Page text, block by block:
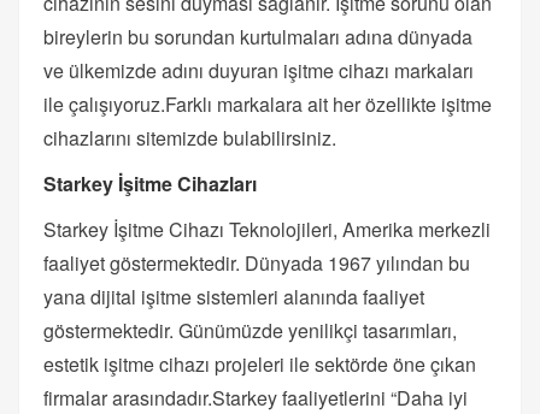
bireylerin bu sorundan kurtulmaları adına dünyada
ve ülkemizde adını duyuran işitme cihazı markaları
ile çalışıyoruz.Farklı markalara ait her özellikte işitme
cihazlarını sitemizde bulabilirsiniz.
Starkey İşitme Cihazları
Starkey İşitme Cihazı Teknolojileri, Amerika merkezli
faaliyet göstermektedir. Dünyada 1967 yılından bu
yana dijital işitme sistemleri alanında faaliyet
göstermektedir. Günümüzde yenilikçi tasarımları,
estetik işitme cihazı projeleri ile sektörde öne çıkan
firmalar arasındadır.Starkey faaliyetlerini “Daha iyi